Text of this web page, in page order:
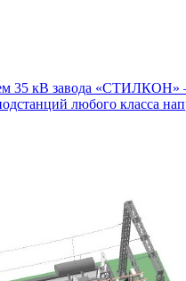
35 кВ завода
любого класса